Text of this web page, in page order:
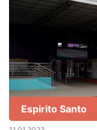
Espirito Santo